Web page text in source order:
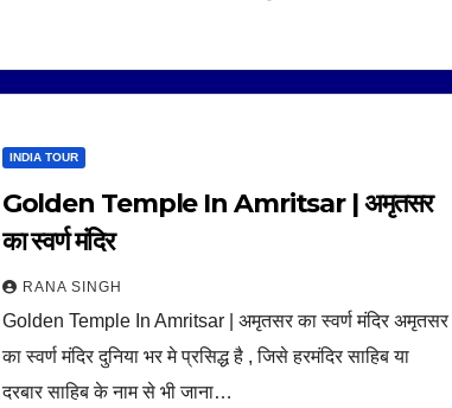
INDIA TOUR
Golden Temple In Amritsar | अमृतसर
का स्वर्ण मंदिर
RANA SINGH
Golden Temple In Amritsar | अमृतसर का स्वर्ण मंदिर अमृतसर
का स्वर्ण मंदिर दुनिया भर मे प्रसिद्ध है , जिसे हरमंदिर साहिब या
दरबार साहिब के नाम से भी जाना…